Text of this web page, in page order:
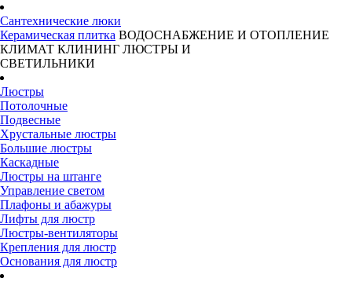
Сантехнические люки
Керамическая плитка ВОДОСНАБЖЕНИЕ И ОТОПЛЕНИЕ
КЛИМАТ КЛИНИНГ ЛЮСТРЫ И
СВЕТИЛЬНИКИ
Люстры
Потолочные
Подвесные
Хрустальные люстры
Большие люстры
Каскадные
Люстры на штанге
Управление светом
Плафоны и абажуры
Лифты для люстр
Люстры-вентиляторы
Крепления для люстр
Основания для люстр